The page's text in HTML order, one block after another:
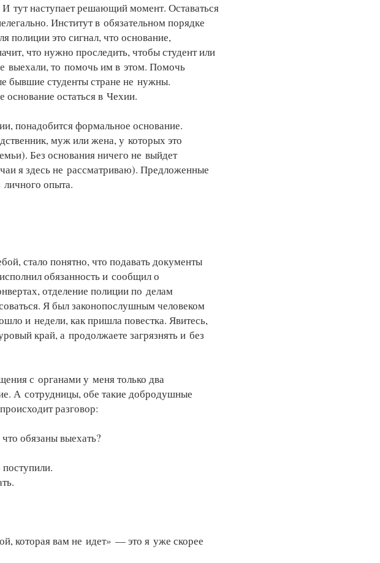
тут наступает решающий момент. Оставаться
Институт в обязательном порядке
полиции это сигнал, что основание,
что нужно проследить, чтобы студент или
выехали, то помочь им в этом. Помочь
бывшие студенты стране не нужны.
основание остаться в Чехии.
понадобится формальное основание.
муж или жена, у которых это
Без основания ничего не выйдет
я здесь не рассматриваю). Предложенные
личного опыта.
стало понятно, что подавать документы
обязанность и сообщил о
отделение полиции по делам
Я был законопослушным человеком
и недели, как пришла повестка. Явитесь,
край, а продолжаете загрязнять и без
с органами у меня только два
А сотрудницы, обе такие добродушные
разговор:
обязаны выехать?
которая вам не идет» — это я уже скорее